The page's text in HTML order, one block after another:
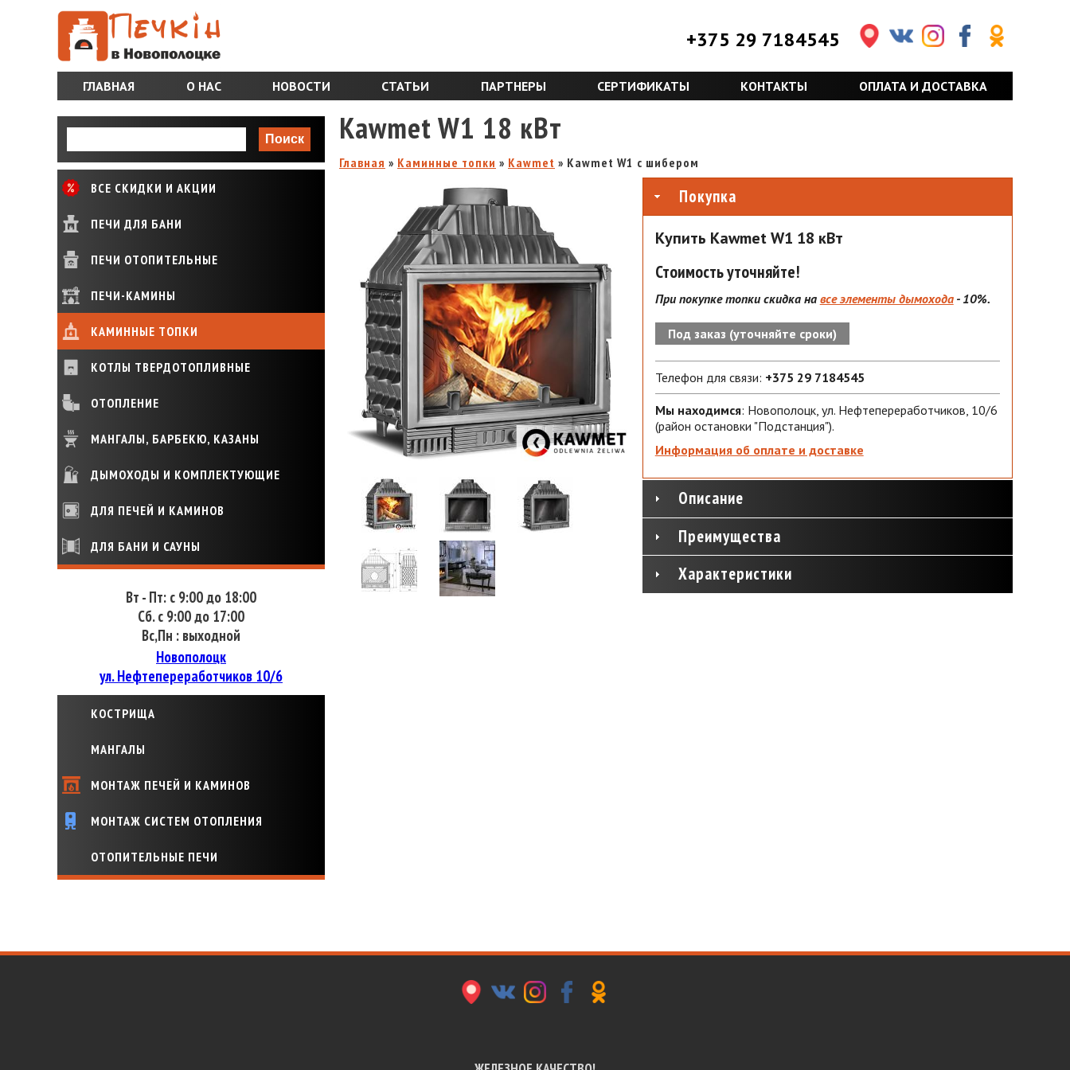
+375 29 7184545
ГЛАВНАЯ О НАС НОВОСТИ СТАТЬИ ПАРТНЕРЫ СЕРТИФИКАТЫ КОНТАКТЫ ОПЛАТА И ДОСТАВКА
Kawmet W1 18 кВт
Главная » Каминные топки » Kawmet » Kawmet W1 с шибером
Покупка
Купить Kawmet W1 18 кВт
Стоимость уточняйте!
При покупке топки скидка на все элементы дымохода- 10%.
Под заказ (уточняйте сроки)
Телефон для связи: +375 29 7184545
Мы находимся: Новополоцк, ул. Нефтепереработчиков, 10/6
(район остановки "Подстанция").
Информация об оплате и доставке
Описание
Преимущества
Характеристики
ВСЕ СКИДКИ И АКЦИИ
ПЕЧИ ДЛЯ БАНИ
ПЕЧИ ОТОПИТЕЛЬНЫЕ
ПЕЧИ-КАМИНЫ
КАМИННЫЕ ТОПКИ
КОТЛЫ ТВЕРДОТОПЛИВНЫЕ
ОТОПЛЕНИЕ
МАНГАЛЫ, БАРБЕКЮ, КАЗАНЫ
ДЫМОХОДЫ И КОМПЛЕКТУЮЩИЕ
ДЛЯ ПЕЧЕЙ И КАМИНОВ
ДЛЯ БАНИ И САУНЫ
Вт - Пт: с 9:00 до 18:00
Сб. с 9:00 до 17:00
Вс,Пн : выходной
Новополоцк
ул. Нефтепереработчиков 10/6
КОСТРИЩА
МАНГАЛЫ
МОНТАЖ ПЕЧЕЙ И КАМИНОВ
МОНТАЖ СИСТЕМ ОТОПЛЕНИЯ
ОТОПИТЕЛЬНЫЕ ПЕЧИ
MP VK IN FB OK